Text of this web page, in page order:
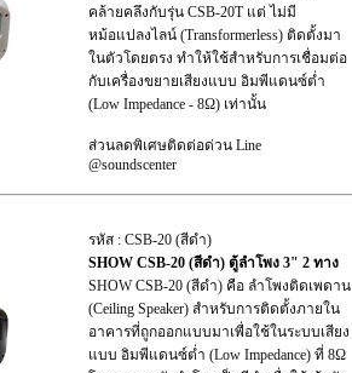
คล้ายคลึงกับรุ่น CSB-20T แต่ ไม่มี
หม้อแปลงไลน์ (Transformerless) ติดตั้งมา
ในตัวโดยตรง ทำให้ใช้สำหรับการเชื่อมต่อ
กับเครื่องขยายเสียงแบบ อิมพีแดนซ์ต่ำ
(Low Impedance - 8Ω) เท่านั้น
ส่วนลดพิเศษติดต่อด่วน Line
@soundscenter
รหัส : CSB-20 (สีดำ)
SHOW CSB-20 (สีดำ) ตู้ลำโพง 3" 2 ทาง
SHOW CSB-20 (สีดำ) คือ ลำโพงติดเพดาน
(Ceiling Speaker) สำหรับการติดตั้งภายใน
อาคารที่ถูกออกแบบมาเพื่อใช้ในระบบเสียง
แบบ อิมพีแดนซ์ต่ำ (Low Impedance) ที่ 8Ω